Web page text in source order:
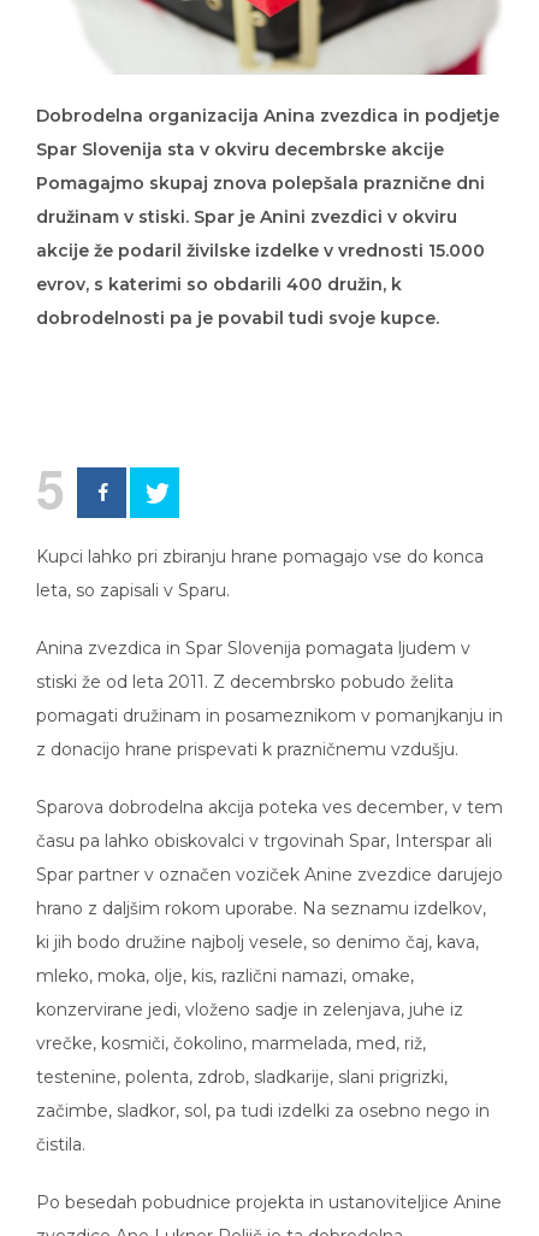
Dobrodelna organizacija Anina zvezdica in podjetje
Spar Slovenija sta v okviru decembrske akcije
Pomagajmo skupaj znova polepšala praznične dni
družinam v stiski. Spar je Anini zvezdici v okviru
akcije že podaril živilske izdelke v vrednosti 15.000
evrov, s katerimi so obdarili 400 družin, k
dobrodelnosti pa je povabil tudi svoje kupce.
5
Kupci lahko pri zbiranju hrane pomagajo vse do konca
leta, so zapisali v Sparu.
Anina zvezdica in Spar Slovenija pomagata ljudem v
stiski že od leta 2011. Z decembrsko pobudo želita
pomagati družinam in posameznikom v pomanjkanju in
z donacijo hrane prispevati k prazničnemu vzdušju.
Sparova dobrodelna akcija poteka ves december, v tem
času pa lahko obiskovalci v trgovinah Spar, Interspar ali
Spar partner v označen voziček Anine zvezdice darujejo
hrano z daljšim rokom uporabe. Na seznamu izdelkov,
ki jih bodo družine najbolj vesele, so denimo čaj, kava,
mleko, moka, olje, kis, različni namazi, omake,
konzervirane jedi, vloženo sadje in zelenjava, juhe iz
vrečke, kosmiči, čokolino, marmelada, med, riž,
testenine, polenta, zdrob, sladkarije, slani prigrizki,
začimbe, sladkor, sol, pa tudi izdelki za osebno nego in
čistila.
Po besedah pobudnice projekta in ustanoviteljice Anine